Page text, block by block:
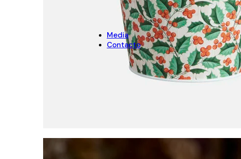
Decoración de Navidad
Cubremacetas de Navidad
Media
Contacto